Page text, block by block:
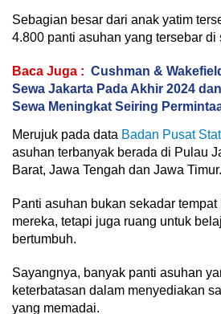
Sebagian besar dari anak yatim
4.800 panti asuhan yang tersebar di
Baca Juga : Cushman &
Sewa Jakarta Pada Akhir 2024
Sewa Meningkat Seiring
Merujuk pada data Badan Pusat
asuhan terbanyak berada di Pulau
Barat, Jawa Tengah dan Jawa Timur.
Panti asuhan bukan sekadar
mereka, tetapi juga ruang untuk
bertumbuh.
Sayangnya, banyak panti asuhan
keterbatasan dalam menyediakan
yang memadai.